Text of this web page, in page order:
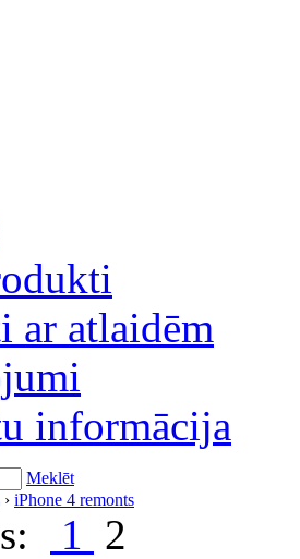
ar atlaidēm
informācija
Meklēt
› iPhone 4 remonts
1 2